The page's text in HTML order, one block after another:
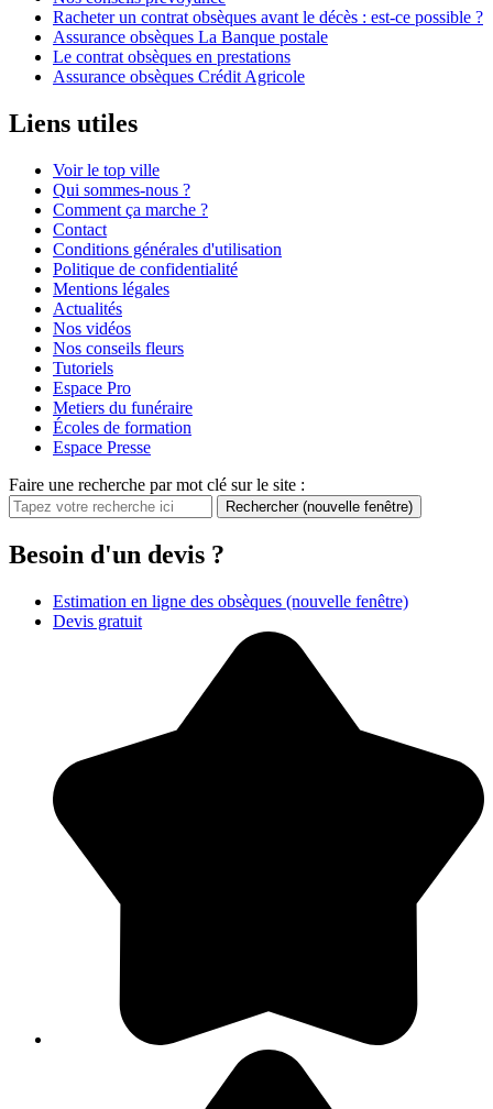
Racheter un contrat obsèques avant le décès : est-ce possible ?
Assurance obsèques La Banque postale
Le contrat obsèques en prestations
Assurance obsèques Crédit Agricole
Liens utiles
Voir le top ville
Qui sommes-nous ?
Comment ça marche ?
Contact
Conditions générales d'utilisation
Politique de confidentialité
Mentions légales
Actualités
Nos vidéos
Nos conseils fleurs
Tutoriels
Espace Pro
Metiers du funéraire
Écoles de formation
Espace Presse
Faire une recherche par mot clé sur le site :
Rechercher (nouvelle fenêtre)
Besoin d'un devis ?
Estimation en ligne des obsèques (nouvelle fenêtre)
Devis gratuit